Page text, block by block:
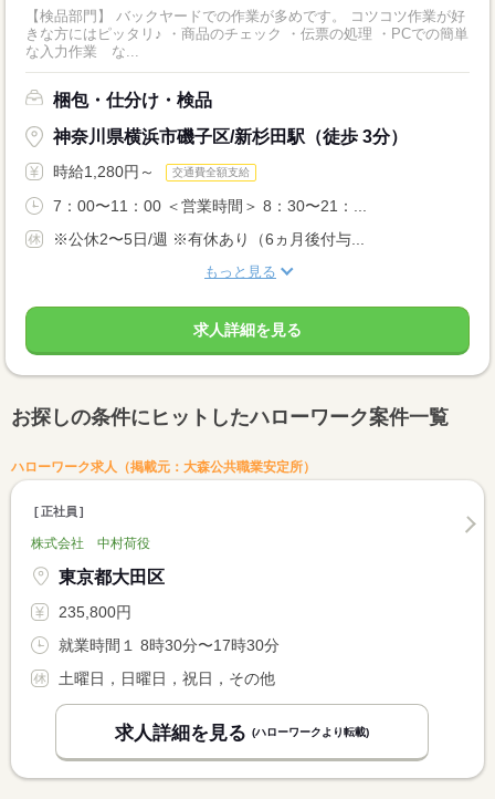
【検品部門】 バックヤードでの作業が多めです。 コツコツ作業が好
きな方にはピッタリ♪ ・商品のチェック ・伝票の処理 ・PCでの簡単
な入力作業 な...
梱包・仕分け・検品
神奈川県横浜市磯子区/新杉田駅（徒歩 3分）
時給1,280円～ 交通費全額支給
7：00〜11：00 ＜営業時間＞ 8：30〜21：...
※公休2〜5日/週 ※有休あり（6ヵ月後付与...
もっと見る
求人詳細を見る
お探しの条件にヒットしたハローワーク案件一覧
ハローワーク求人（掲載元：大森公共職業安定所）
正社員
株式会社 中村荷役
東京都大田区
235,800円
就業時間１ 8時30分〜17時30分
土曜日，日曜日，祝日，その他
求人詳細を見る (ハローワークより転載)